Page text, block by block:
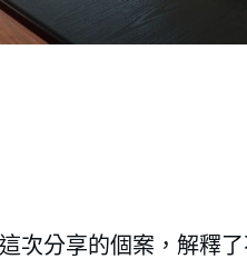
這次分享的個案，解釋